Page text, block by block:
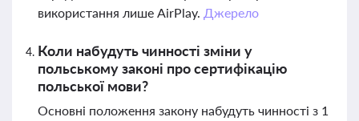
використання лише AirPlay. Джерело
Коли набудуть чинності зміни у
польському законі про сертифікацію
польської мови?
Основні положення закону набудуть чинності з 1